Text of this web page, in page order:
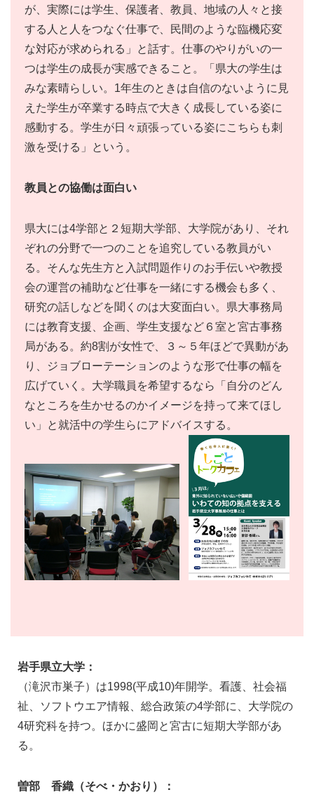
が、実際には学生、保護者、教員、地域の人々と接
する人と人をつなぐ仕事で、民間のような臨機応変
な対応が求められる」と話す。仕事のやりがいの一
つは学生の成長が実感できること。「県大の学生は
みな素晴らしい。1年生のときは自信のないように見
えた学生が卒業する時点で大きく成長している姿に
感動する。学生が日々頑張っている姿にこちらも刺
激を受ける」という。
教員との協働は面白い
県大には4学部と２短期大学部、大学院があり、それ
ぞれの分野で一つのことを追究している教員がい
る。そんな先生方と入試問題作りのお手伝いや教授
会の運営の補助など仕事を一緒にする機会も多く、
研究の話しなどを聞くのは大変面白い。県大事務局
には教育支援、企画、学生支援など６室と宮古事務
局がある。約8割が女性で、３～５年ほどで異動があ
り、ジョブローテーションのような形で仕事の幅を
広げていく。大学職員を希望するなら「自分のどん
なところを生かせるのかイメージを持って来てほし
い」と就活中の学生らにアドバイスする。
岩手県立大学：
（滝沢市巣子）は1998(平成10)年開学。看護、社会福
祉、ソフトウエア情報、総合政策の4学部に、大学院の
4研究科を持つ。ほかに盛岡と宮古に短期大学部があ
る。
曽部 香織（そべ・かおり）：